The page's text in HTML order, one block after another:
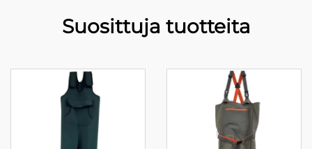
Suosittuja tuotteita